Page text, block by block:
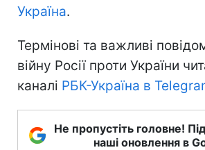
Україна.
Термінові та важливі
війну Росії проти України
каналі РБК-Україна в
Не пропустіть головне!
наші оновлення в